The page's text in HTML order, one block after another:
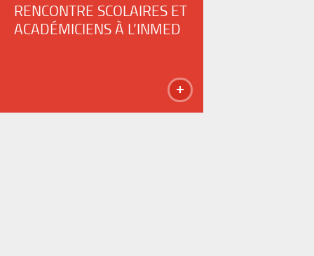
RENCONTRE SCOLAIRES ET
ACADÉMICIENS À L’INMED